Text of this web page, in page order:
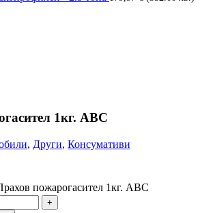
1кг. АВС
, Други, Консумативи
пожарогасител 1кг. АВС